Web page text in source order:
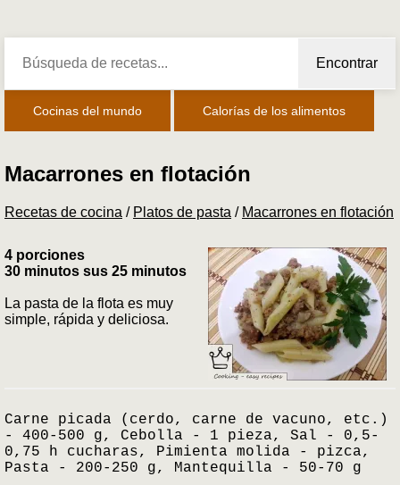
Encontrar
Cocinas del mundo Calorías de los alimentos
Macarrones en flotación
Recetas de cocina / Platos de pasta / Macarrones en flotación
4 porciones
30 minutos sus 25 minutos
La pasta de la flota es muy
simple, rápida y deliciosa.
Carne picada (cerdo, carne de vacuno, etc.)
- 400-500 g, Cebolla - 1 pieza, Sal - 0,5-
0,75 h cucharas, Pimienta molida - pizca,
Pasta - 200-250 g, Mantequilla - 50-70 g